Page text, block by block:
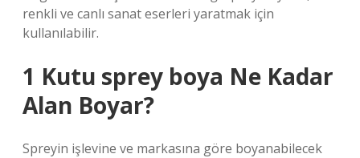
renkli ve canlı sanat eserleri yaratmak için
kullanılabilir.
1 Kutu sprey boya Ne Kadar
Alan Boyar?
Spreyin işlevine ve markasına göre boyanabilecek